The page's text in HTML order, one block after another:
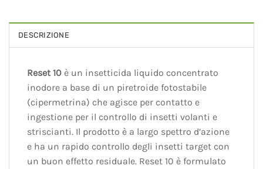
DESCRIZIONE
Reset 10 è un insetticida liquido concentrato
inodore a base di un piretroide fotostabile
(cipermetrina) che agisce per contatto e
ingestione per il controllo di insetti volanti e
striscianti. Il prodotto è a largo spettro d’azione
e ha un rapido controllo degli insetti target con
un buon effetto residuale. Reset 10 è formulato